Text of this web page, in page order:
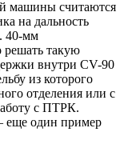
машины считаются
на дальность
40-мм
решать такую
внутри CV-90
из которого
отделения или с
с ПТРК.
один пример